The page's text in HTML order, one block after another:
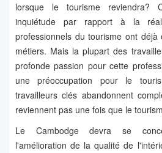
lorsque le tourisme reviendra?
inquiétude par rapport à la
professionnels du tourisme ont
métiers. Mais la plupart des
profonde passion pour cette
une préoccupation pour le
travailleurs clés abandonnent
reviennent pas une fois que le
Le Cambodge devra se
l'amélioration de la qualité de